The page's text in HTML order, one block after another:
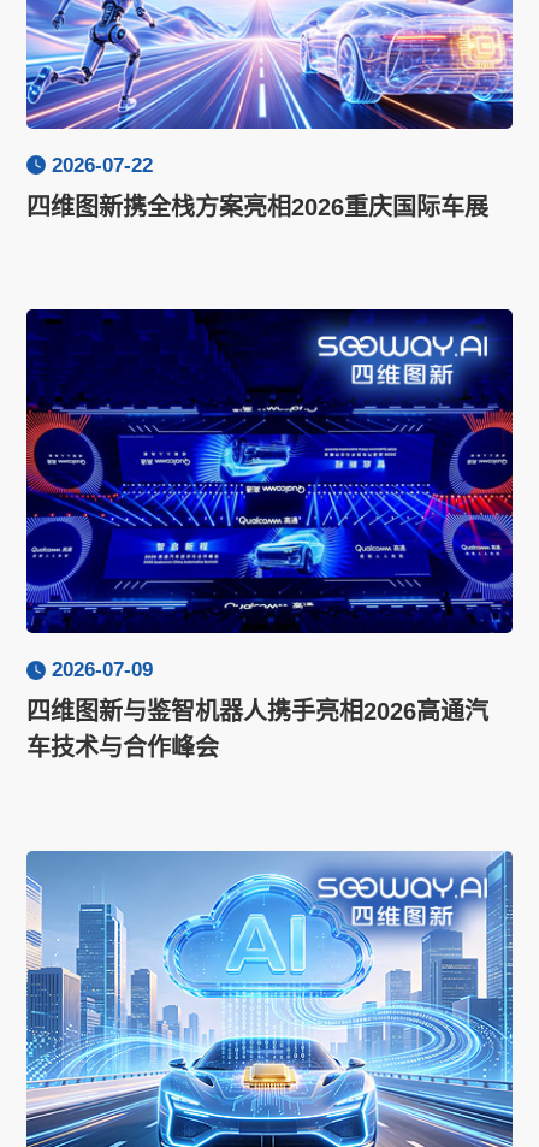
2026-07-22
四维图新携全栈方案亮相2026重庆国际车展
2026-07-09
四维图新与鉴智机器人携手亮相2026高通汽
车技术与合作峰会